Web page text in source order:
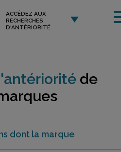
ACCÉDEZ AUX
RECHERCHES
D'ANTÉRIORITÉ
de
dont la marque